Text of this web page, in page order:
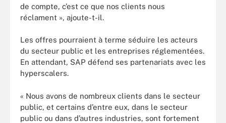
de compte, c’est ce que nos clients nous
réclament », ajoute-t-il.
Les offres pourraient à terme séduire les acteurs
du secteur public et les entreprises réglementées.
En attendant, SAP défend ses partenariats avec les
hyperscalers.
« Nous avons de nombreux clients dans le secteur
public, et certains d’entre eux, dans le secteur
public ou dans d’autres industries, sont fortement